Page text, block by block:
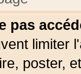
pas
limiter
poster,